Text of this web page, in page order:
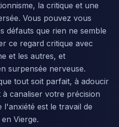
la critique et une
Vous pouvez vous
défauts que rien ne semble
ce regard critique avec
et les autres, et
surpensée nerveuse.
tout soit parfait, à adoucir
canaliser votre précision
l'anxiété est le travail de
Vierge.